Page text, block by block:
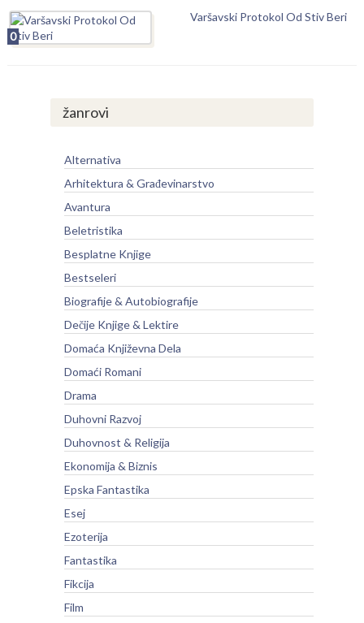
0
Varšavski Protokol Od Stiv Beri
žanrovi
Alternativa
Arhitektura & Građevinarstvo
Avantura
Beletristika
Besplatne Knjige
Bestseleri
Biografije & Autobiografije
Dečije Knjige & Lektire
Domaća Književna Dela
Domaći Romani
Drama
Duhovni Razvoj
Duhovnost & Religija
Ekonomija & Biznis
Epska Fantastika
Esej
Ezoterija
Fantastika
Fikcija
Film